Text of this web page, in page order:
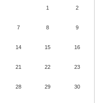
1 2
7 8 9
14 15 16
21 22 23
28 29 30